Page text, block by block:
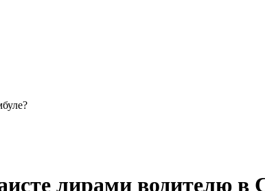
лирами водителю в